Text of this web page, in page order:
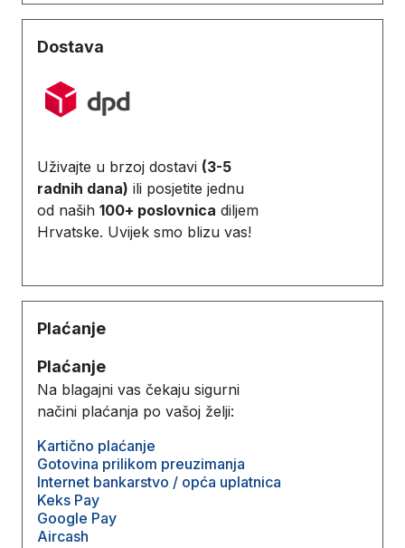
Dostava
Uživajte u brzoj dostavi (3-5
radnih dana) ili posjetite jednu
od naših 100+ poslovnica diljem
Hrvatske. Uvijek smo blizu vas!
Plaćanje
Plaćanje
Na blagajni vas čekaju sigurni
načini plaćanja po vašoj želji:
Kartično plaćanje
Gotovina prilikom preuzimanja
Internet bankarstvo / opća uplatnica
Keks Pay
Google Pay
Aircash